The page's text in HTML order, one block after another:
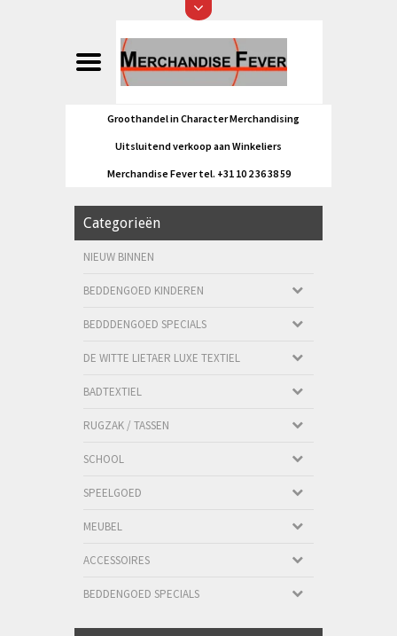
Groothandel in Character Merchandising
Uitsluitend verkoop aan Winkeliers
Merchandise Fever tel. +31 10 2 36 38 59
Categorieën
NIEUW BINNEN
BEDDENGOED KINDEREN
BEDDDENGOED SPECIALS
DE WITTE LIETAER LUXE TEXTIEL
BADTEXTIEL
RUGZAK / TASSEN
SCHOOL
SPEELGOED
MEUBEL
ACCESSOIRES
BEDDENGOED SPECIALS